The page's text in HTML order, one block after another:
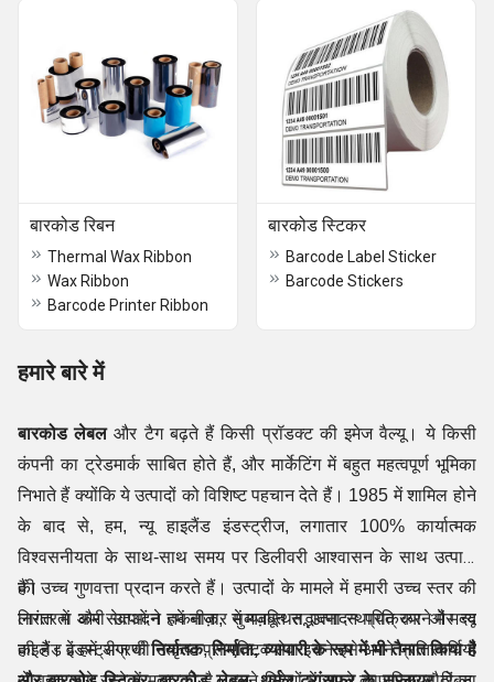
बारकोड रिबन
Thermal Wax Ribbon
Wax Ribbon
Barcode Printer Ribbon
बारकोड स्टिकर
Barcode Label Sticker
Barcode Stickers
हमारे बारे में
बारकोड लेबलऔर टैग बढ़ते हैं किसी प्रॉडक्ट की इमेज वैल्यू। ये किसी
कंपनी का ट्रेडमार्क साबित होते हैं, और मार्केटिंग में बहुत महत्वपूर्ण भूमिका
निभाते हैं क्योंकि ये उत्पादों को विशिष्ट पहचान देते हैं। 1985 में शामिल होने
के बाद से, हम, न्यू हाइलैंड इंडस्ट्रीज, लगातार 100% कार्यात्मक
विश्वसनीयता के साथ-साथ समय पर डिलीवरी आश्वासन के साथ उत्पादों
की उच्च गुणवत्ता प्रदान करते हैं। उत्पादों के मामले में हमारी उच्च स्तर की
निरंतरता और सेवाओं ने हमें बाज़ार में मज़बूत सद्भावना स्थापित करने में मदद
की है।वे हमें अग्रणीनिर्यातक,निर्माता, व्यापारी के रूप में भी तैनात किया है
हैं।
लागत में कमी उत्पादन तकनीक, सुव्यवस्थित उत्पादन प्रक्रिया और न्यू
हाइलैंड इंडस्ट्रीज की उत्कृष्ट प्रो-एक्टिव सेवा इसने इसे अपने प्रतिस्पर्धियों